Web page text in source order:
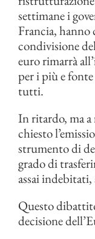
settimane i
Francia, hanno
condivisione
euro rimarrà
per i più e
tutti.
In ritardo, ma a
chiesto
strumento di
grado di
assai indebitati,
Questo
decisione